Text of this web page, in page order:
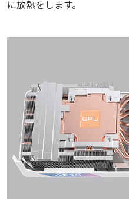
に放熱をします。